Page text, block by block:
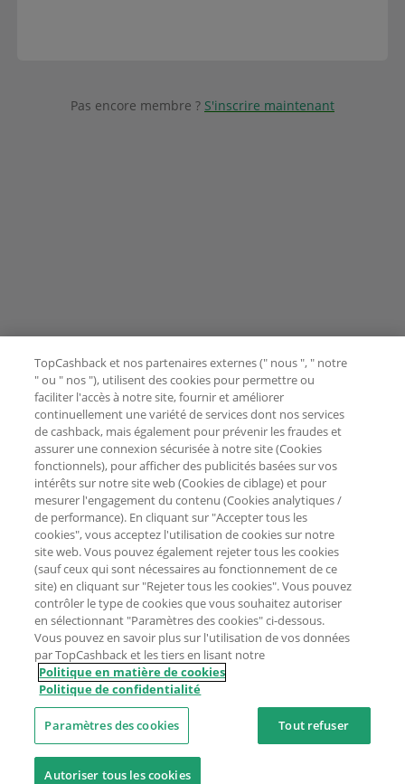
Pas encore membre ? S'inscrire maintenant
TopCashback et nos partenaires externes (" nous ", " notre
" ou " nos "), utilisent des cookies pour permettre ou
faciliter l'accès à notre site, fournir et améliorer
continuellement une variété de services dont nos services
de cashback, mais également pour prévenir les fraudes et
assurer une connexion sécurisée à notre site (Cookies
fonctionnels), pour afficher des publicités basées sur vos
intérêts sur notre site web (Cookies de ciblage) et pour
mesurer l'engagement du contenu (Cookies analytiques /
de performance). En cliquant sur "Accepter tous les
cookies", vous acceptez l'utilisation de cookies sur notre
site web. Vous pouvez également rejeter tous les cookies
(sauf ceux qui sont nécessaires au fonctionnement de ce
site) en cliquant sur "Rejeter tous les cookies". Vous pouvez
contrôler le type de cookies que vous souhaitez autoriser
en sélectionnant "Paramètres des cookies" ci-dessous.
Vous pouvez en savoir plus sur l'utilisation de vos données
par TopCashback et les tiers en lisant notre
Politique en matière de cookies
Politique de confidentialité
Paramètres des cookies Tout refuser
Autoriser tous les cookies